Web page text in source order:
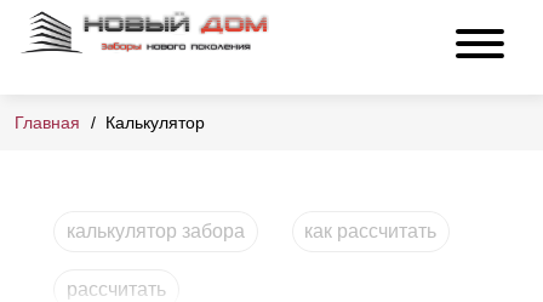
Главная Калькулятор
калькулятор забора как рассчитать
рассчитать